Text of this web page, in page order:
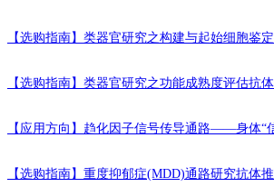
【选购指南】 类器官研究之构建与起始细胞鉴
【选购指南】 类器官研究之功能成熟度评估抗
【应用方向】 趋化因子信号传导通路——身体“
【选购指南】 重度抑郁症(MDD)通路研究抗体